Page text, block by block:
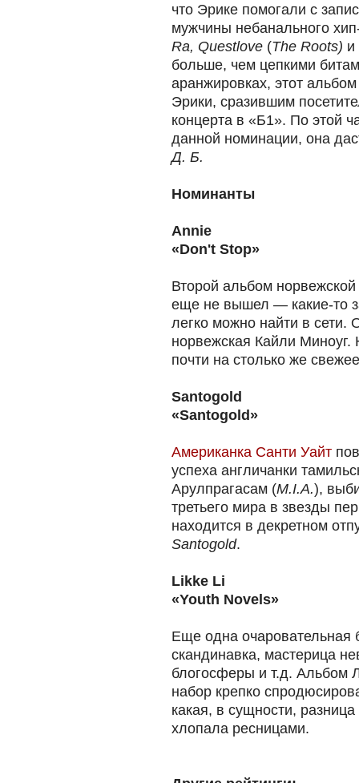
что Эрике помогали с
мужчины небанального
Ra, Questlove (The Roots) и
больше, чем цепкими
аранжировках, этот
Эрики, сразившим
концерта в «Б1». По этой
данной номинации, она
Д. Б.
Номинанты
Annie
«Don't Stop»
Второй альбом
еще не вышел — какие-то
легко можно найти в сети.
норвежская Кайли
почти на столько же
Santogold
«Santogold»
Американка Санти Уайт
успеха англичанки
Арулпрагасам (M.I.A.),
третьего мира в звезды
находится в декретном
Santogold.
Likke Li
«Youth Novels»
Еще одна очаровательная
скандинавка, мастерица
блогосферы и т.д. Альбом
набор крепко
какая, в сущности,
хлопала ресницами.